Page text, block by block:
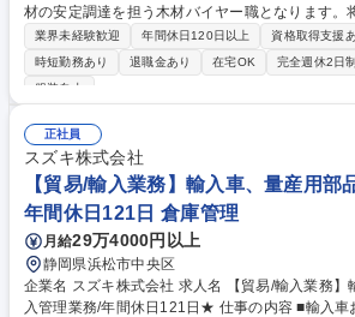
材の安定調達を担う木材バイヤー職となります。
材調達を中核から支える人材として活躍いただく
【■具体的には】◎木材調達戦略の立案・実行およ
評価・契約交渉、コスト低減施策の推進◎木材の
調達の仕組みづくりとデューデリジェンスの実施
認など） 募集職種 【浜松・掛川/調達】楽器・
業界未経験歓迎 年間休日120日以上 資格取得支援
時短勤務あり
退職金あり 在宅OK 完全週休2日制
服装自由
正社員
スズキ株式会社
【貿易/輸入業務】輸入車、量産用部
年間休日121日 倉庫管理
月給29万4000円以上
静岡県浜松市中央区
企業名 スズキ株式会社 求人名 【貿易/輸入業務】輸入車、量産用部品の輸
入管理業務/年間休日121日★ 仕事の内容 ■輸入車および国内生産で使用す